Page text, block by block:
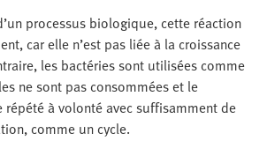
processus biologique, cette réaction
car elle n’est pas liée à la croissance
les bactéries sont utilisées comme
ne sont pas consommées et le
répété à volonté avec suffisamment de
comme un cycle.